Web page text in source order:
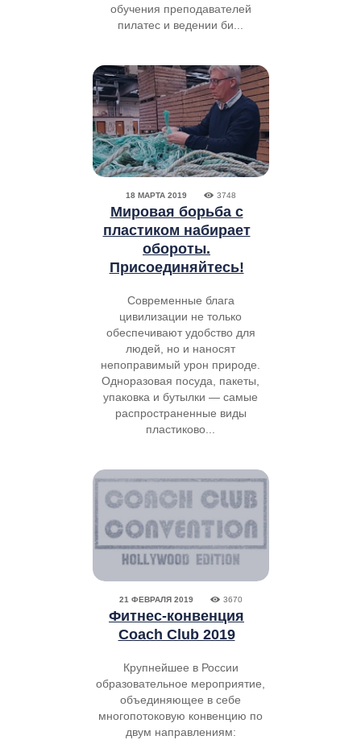
обучения преподавателей
пилатес и ведении би...
18 МАРТА 2019 3748
Мировая борьба с
пластиком набирает
обороты.
Присоединяйтесь!
Современные блага
цивилизации не только
обеспечивают удобство для
людей, но и наносят
непоправимый урон природе.
Одноразовая посуда, пакеты,
упаковка и бутылки — самые
распространенные виды
пластиково...
21 ФЕВРАЛЯ 2019 3670
Фитнес-конвенция
Coach Club 2019
Крупнейшее в России
образовательное мероприятие,
объединяющее в себе
многопотоковую конвенцию по
двум направлениям: